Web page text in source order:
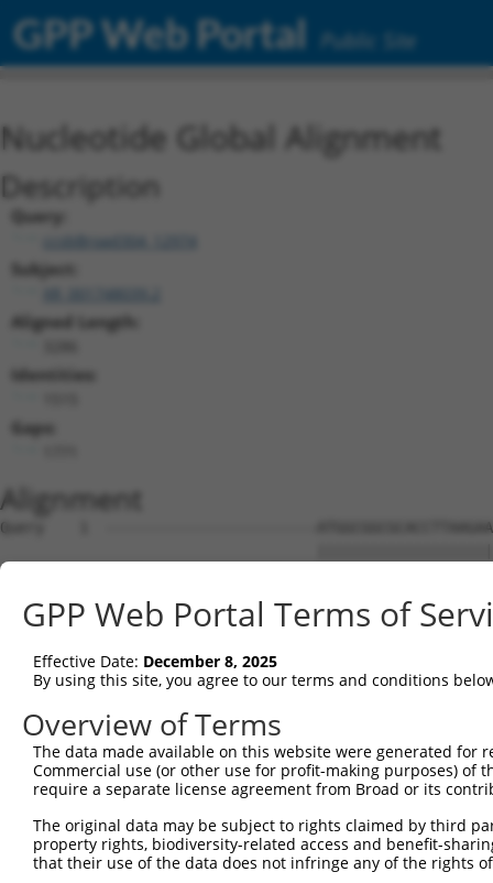
GPP Web Portal Public Site
Nucleotide Global Alignment
Description
Query:
ccsbBroad304_12974
Subject:
Aligned Length:
Identities:
Gaps:
Alignment
Query    1  ------------------------ATGGCGGCGCACCTTAAGAAGCGGGTTTATGAGGAATTCACGAAAGTGGT  50
                                    ||||||||||||||||||||||||||||||||||||||||||||||||||
Sbjct    1  AGCTGAGAGGGCCCGCGGGTAGGCATGGCGGCGCACCTTAAGAAGCGGGTTTATGAGGAATTCACGAAAGTGGT  74

Query   51  TCAGCCACAGGAGGAAATTGCTACTAAGAAACTCCGACTAACAAAACCAAGTAAATCTGCAGCACTCCACATAG  124
            ||||||||||||||||||||||||||||||||||||||||||||||||||||||||||||||||||||||||||
Sbjct   75  TCAGCCACAGGAGGAAATTGCTACTAAGAAACTCCGACTAACAAAACCAAGTAAATCTGCAGCACTCCACATAG  148

Query  125  ATCTGTGTAAAGCTACCTCCCCAGCAGATGCTTTGCAATACTTGCTCCAGTTTGCCAGGAAGCCTGTCGAGGCG  198
            ||||||||||||||||||||||||||||||||||||||||||||||||||||||||||||||||||||||||||
Sbjct  149  ATCTGTGTAAAGCTACCTCCCCAGCAGATGCTTTGCAATACTTGCTCCAGTTTGCCAGGAAGCCTGTCGAGGCG  222

Query  199  GAAAGCGTAGAGGGAGTAGTCAGGATTCTCTTGGAACATTATTACAAGGAGAATGATCCATCTGTGAGACTGAA  272
            ||||||||||||||||||||||||||||||||||||||||||||||||||||||||||||||||||||||||||
Sbjct  223  GAAAGCGTAGAGGGAGTAGTCAGGATTCTCTTGGAACATTATTACAAGGAGAATGATCCATCTGTGAGACTGAA  296

Query  273  AATTGCATCATTGTTGGGTTTATTATCAAAGACAGCAGGATTTTCACCAGACTGCATTATGGATGATGCCATCA  346
            ||||||||||||||||||||||||||||||||||||||||||||||||||||||||||||||||||||||||||
Sbjct  297  AATTGCATCATTGTTGGGTTTATTATCAAAGACAGCAGGATTTTCACCAGACTGCATTATGGATGATGCCATCA  370

Query  347  ACATCCTGCAGAATGAAAAGTCTCATCAAGTCCTAGCTCAACTGCTGGATACTTTGCTTGCAATTGGCACTAAG  420
            ||||||||||||||||||||||||||||||||||||||||||||||||||||||||||||||||||||||||||
Sbjct  371  ACATCCTGCAGAATGAAAAGTCTCATCAAGTCCTAGCTCAACTGCTGGATACTTTGCTTGCAATTGGCACTAAG  444

Query  421  CTACCAGAGAATCAAGCTATCCAAATGCGATTAGTTGATGTGGCCTGCAAGCATCTGACAGATACGTCTCATGG  494
            ||||||||||||||||||||||||||||||||||||||||||||||||||||||||||||||||||||||||||
Sbjct  445  CTACCAGAGAATCAAGCTATCCAAATGCGATTAGTTGATGTGGCCTGCAAGCATCTGACAGATACGTCTCATGG  518

Query  495  TGTAAGAAATAAGTGCCTGCAGTTACTTGGCAATCTTGGCTCTTTGGAGAAAAGTGTCACAAAAGATGCAGAAG  568
            ||||||||||||||||||||||||||||||||||||||||||||||||||||||||||||||||||||||||||
Sbjct  519  TGTAAGAAATAAGTGCCTGCAGTTACTTGGCAATCTTGGCTCTTTGGAGAAAAGTGTCACAAAAGATGCAGAAG  592

Query  569  GCCTAGCTGCCAGAGATGTCCAGAAGATTATAGGGGATTACTTCAGTGACCAAGACCCACGTGTCAGAACAGCA  642
            ||||||||||||||||||||||||||||||||||||||||||||||||||||||||||||||||||||||||||
Sbjct  593  GCCTAGCTGCCAGAGATGTCCAGAAGATTATAGGGGATTACTTCAGTGACCAAGACCCACGTGTCAGAACAGCA  666

Query  643  GCTATAAAAGCCATGTTGCAGCTCCATGAAAGAGGACTGAAATTACACCAAACAATTTATAATCAGGCCTGTAA  716
            ||||||||||||||||||||||||||||||||||||||||||||||||||||||||||||||||||||||||||
Sbjct  667  GCTATAAAAGCCATGTTGCAGCTCCATGAAAGAGGACTGAAATTACACCAAACAATTTATAATCAGGCCTGTAA  740

Query  717  ATTACTCTCTGATGACTATGAACAAGTGCGCAGTGCTGCAGTCCAGCTTATCTGGGTCGTCAGTCAGCTCTATC  790
            ||||||||||||||||||||||||||||||||||||||||||||||||||||||||||||||||||||||||||
Sbjct  741  ATTACTCTCTGATGACTATGAACAAGTGCGCAGTGCTGCAGTCCAGCTTATCTGGGTCGTCAGTCAGCTCTATC  814

Query  791  CTGAAAGCATTGTCCCAATTCCTTCTTCTAATGAAGAAATACGCTTAGTTGATGATGCGTTTGGCAAAATTTGT  864
            ||||||||||||||||||||||||||||||||||||||||||||||||||||||||||||||||||||||||||
Sbjct  815  CTGAAAGCATTGTCCCAATTCCTTCTTCTAATGAAGAAATACGCTTAGTTGATGATGCGTTTGGCAAAATTTGT  888

Query  865  CACATGGTCAGTGATGGCTCTTGGGTGGTTCGTGTTCAGGCAGCAAAACTGTTGGGCTCTATGGAGCAAGTCAG  938
            ||||||||||||||||||||||||||||||||||||||||||||||||||||||||||||||||||||||||||
Sbjct  889  CACATGGTCAGTGATGGCTCTTGGGTGGTTCGTGTTCAGGCAGCAAAACTGTTGGGCTCTATGGAGCAAGTCAG  962

Query  939  TTCTCATTTCTTGGAGCAGACCCTTGACAAGAAGCTGATGTCAGATCTGAGGAGGAAACGTACTGCACATGAGC  1012
            ||||||||||||||||||||||||||||||||||||||||||||||||||||||||||||||||||||||||||
Sbjct  963  TTCTCATTTCTTGGAGCAGACCCTTGACAAGAAGCTGATGTCAGATCTGAGGAGGAAACGTACTGCACATGAGC  1036

Query 1013  GTGCCAAGGAACTTTACAGTTCGGGGGAGTTTTCCAGTGGCAGAAAGTGGGGAGATGATGCTCCCAAGGAAGAA  1086
            ||||||||||||||||||||||||||||||||||||||||||||||||||||||||||||||||||||||||||
Sbjct 1037  GTGCCAAGGAACTTTACAGTTCGGGGGAGTTTTCCAGTGGCAGAAAGTGGGGAGATGATGCTCCCAAGGAAGAA  1110

Query 1087  GTAGATACCGGGGCTGTGAACTTGATTGAGTCAGGAGCTTGTGGAGCTTTTGTTCATGGGTTGGAAGATGAGAT  1160
            ||||||||||||||||||||||||||||||||||||||||||||||||||||||||||||||||||||||||||
Sbjct 1111  GTAGATACCGGGGCTGTGAACTTGATTGAGTCAGGAGCTTGTGGAGCTTTTGTTCATGGGTTGGAAGATGAGAT  1184

Query 1161  GTATGAGGTTCGTATTGCTGCTGTGGAGGCCCTCTGCATGTTGGCCCAGTCTTCACCCTCTTTTGCTGAGAAGT  1234
            ||||||||||||||||||||||||||||||||||||||||||||||||||||||||||||||||||||||||||
Sbjct 1185  GTATGAGGTTCGTATTGCTGCTGTGGAGGCCCTCTGCATGTTGGCCCAGTCTTCACCCTCTTTTGCTGAGAAGT  1258

Query 1235  GCCTTGATTTCCTAGTTGACATGTTCAACGATGAAATTGAGGAAGTACGTCTGCAGTCTATACATACCATGAGA  1308
            ||||||||||||||||||||||||||||||||||||||||||||||||||||||||||||||||||||||||||
Sbjct 1259  GCCTTGATTTCCTAGTTGACATGTTCAACGATGAAATTGAGGAAGTACGTCTGCAGTCTATACATACCATGAGA  1332

Query 1309  AAAATCTCTAACAACATCACCCTCCGAGAAGATCAGCTTGACACTGTCCTGGCTGTGCTAGAGGATTCATCCAG  1382
            ||||||||||||||||||||||||||||||||||||||||||||||||||||||||||||||||||||||||||
Sbjct 1333  AAAATCTCTAACAACATCACCCTCCGAGAAGATCAGCTTGACACTGTCCTGGCTGTGCTAGAGGATTCATCCAG  1406

Query 1383  AGATATTCGAGAGGCTCTTCATGAACTCTTATGCTGTACTAATGTTTCAACCAAAGAAGGGATTCATCTTGCAT  1456
            ||||||||||||||||||||||||||||||||||||||||||||||||||||||||||||||||||||||||||
Sbjct 1407  AGATATTCGAGAGGCTCTTCATGAACTCTTATGCTGTACTAATGTTTCAACCAAAGAAGGGATTCATCTTGCAT  1480

Query 1457  TGGTGGAGCTGCTGAAAAATTTAACCAAGTACCCTACTGATAGGGACTCCATATGGAAG---------------  1515
            |||||||||||||||||||||||||||||||||||||||||||||||||||||||||||
GPP Web Portal Terms of
Effective Date: December 8, 2025
By using this site, you agree to our terms and conditions
Overview of Terms
The data made available on this website were generated
Commercial use (or other use for profit-making purposes) of
require a separate license agreement from Broad or its
The original data may be subject to rights claimed by third
property rights, biodiversity-related access and benefit-
that their use of the data does not infringe any of the rights